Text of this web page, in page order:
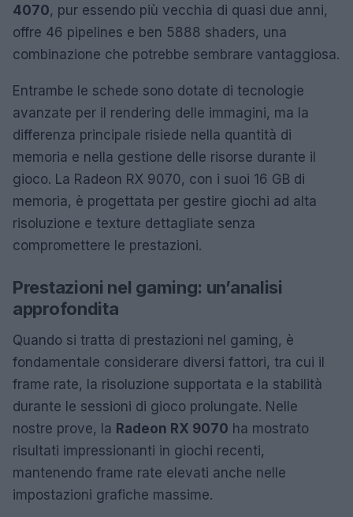
4070, pur essendo più vecchia di quasi due anni,
offre 46 pipelines e ben 5888 shaders, una
combinazione che potrebbe sembrare vantaggiosa.
Entrambe le schede sono dotate di tecnologie
avanzate per il rendering delle immagini, ma la
differenza principale risiede nella quantità di
memoria e nella gestione delle risorse durante il
gioco. La Radeon RX 9070, con i suoi 16 GB di
memoria, è progettata per gestire giochi ad alta
risoluzione e texture dettagliate senza
compromettere le prestazioni.
Prestazioni nel gaming: un’analisi
approfondita
Quando si tratta di prestazioni nel gaming, è
fondamentale considerare diversi fattori, tra cui il
frame rate, la risoluzione supportata e la stabilità
durante le sessioni di gioco prolungate. Nelle
nostre prove, la Radeon RX 9070 ha mostrato
risultati impressionanti in giochi recenti,
mantenendo frame rate elevati anche nelle
impostazioni grafiche massime.